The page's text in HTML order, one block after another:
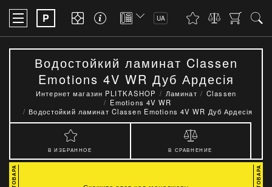
P UA
Водостойкий ламинат Classen
Emotions 4V WR Дуб Ардесія
Интернет магазин PLITKASHOP Ламинат
Classen
Emotions 4V WR
Водостойкий ламинат Classen Emotions 4V WR Дуб Ардесія
В ИЗБРАННОЕ В СРАВНЕНИЕ